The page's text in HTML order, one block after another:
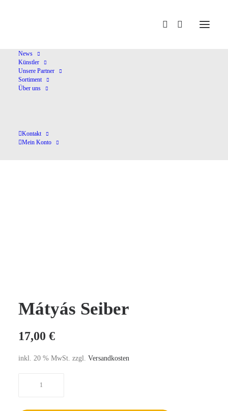
News
Künstler
Unsere Partner
Sortiment
Über uns
Kontakt
Mein Konto
Mátyás Seiber
17,00 €
inkl. 20 % MwSt. zzgl. Versandkosten